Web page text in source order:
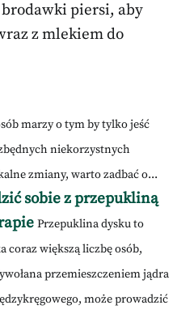
piersi, aby
z mlekiem do
marzy o tym by tylko jeść
niekorzystnych
zmiany, warto zadbać o...
sobie z przepukliną
Przepuklina dysku to
coraz większą liczbę osób,
przemieszczeniem jądra
może prowadzić